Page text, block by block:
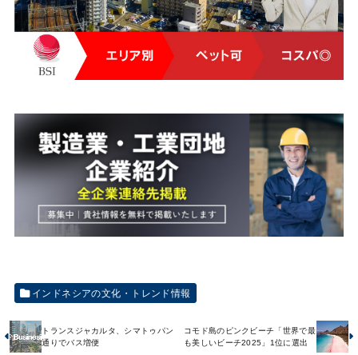
インドネシアの文化・トレンド情報
トランスジャカルタ、シマトゥパン
通りでバス増便
コモド島のピンクビーチ「世界で最
も美しいビーチ2025」1位に選出